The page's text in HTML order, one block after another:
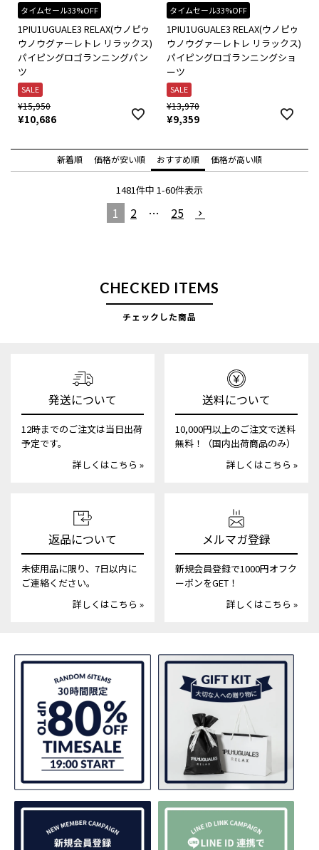
タイムセール33%OFF
1PIU1UGUALE3 RELAX(ウノピゥ
ウノウグァーレトレ リラックス)
パイピングロゴランニングパン
ツ
SALE
¥15,950
¥10,686
タイムセール33%OFF
1PIU1UGUALE3 RELAX(ウノピゥ
ウノウグァーレトレ リラックス)
パイピングロゴランニングショ
ーツ
SALE
¥13,970
¥9,359
新着順 価格が安い順 おすすめ順 価格が高い順
1481件中 1-60件表示
1 2 … 25
CHECKED ITEMS
チェックした商品
発送について
12時までのご注文は当日出荷
予定です。
詳しくはこちら »
送料について
10,000円以上のご注文で送料
無料！（国内出荷商品のみ）
詳しくはこちら »
返品について
未使用品に限り、7日以内に
ご連絡ください。
詳しくはこちら »
メルマガ登録
新規会員登録で1000円オフク
ーポンをGET！
詳しくはこちら »